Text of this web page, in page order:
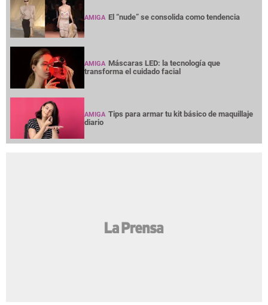
AMIGA El “nude” se consolida como tendencia
AMIGA Máscaras LED: la tecnología que
transforma el cuidado facial
AMIGA Tips para armar tu kit básico de maquillaje
diario